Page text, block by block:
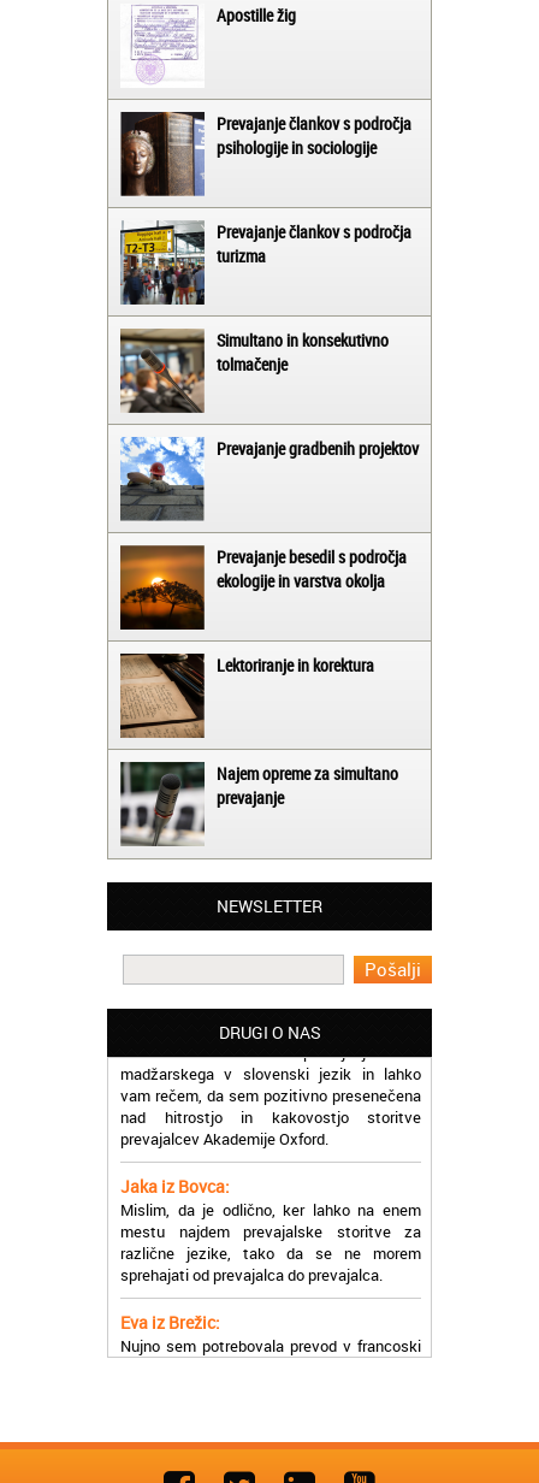
Apostille žig
Prevajanje člankov s področja
psihologije in sociologije
Prevajanje člankov s področja
turizma
Simultano in konsekutivno
tolmačenje
Prevajanje gradbenih projektov
Prevajanje besedil s področja
ekologije in varstva okolja
Lektoriranje in korektura
Najem opreme za simultano
prevajanje
NEWSLETTER
DRUGI O NAS
Matjaž iz Ajdovščine:
Lahko pohvalim vse zaposlene v Akademiji
Oxford, ker so resnično profesionalni in
prevajalske storitve opravljajo hitro in
učinkoviti.
Potrebovala sem prevajanje iz
vam rečem, da sem pozitivno presenečena
nad hitrostjo in kakovostjo storitve
prevajalcev Akademije Oxford.
Jaka iz Bovca:
Mislim, da je odlično, ker lahko na enem
mestu najdem prevajalske storitve za
različne jezike, tako da se ne morem
sprehajati od prevajalca do prevajalca.
Eva iz Brežic:
Nujno sem potrebovala prevod v francoski
jezik, na spletu sem našla Oxford, jih
poklicala in v roku nekaj ur sem po
Zoran iz Velenja:
Uslužni, hitri in ljubeznivi, za njih imam